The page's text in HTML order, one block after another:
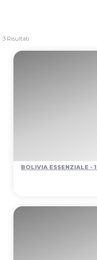
3 Risultati
BOLIVIA ESSENZIALE -